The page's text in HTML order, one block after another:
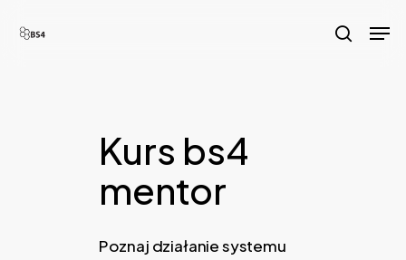
search
Kurs bs4
mentor
Poznaj działanie systemu